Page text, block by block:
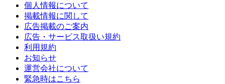
個人情報について
掲載情報に関して
広告掲載のご案内
広告・サービス取扱い規約
利用規約
お知らせ
運営会社について
緊急時はこちら